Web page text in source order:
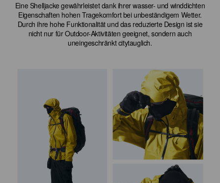
Eine Shelljacke gewährleistet dank ihrer wasser- und winddichten
Eigenschaften hohen Tragekomfort bei unbeständigem Wetter.
Durch ihre hohe Funktionalität und das reduzierte Design ist sie
nicht nur für Outdoor-Aktivitäten geeignet, sondern auch
uneingeschränkt citytauglich.